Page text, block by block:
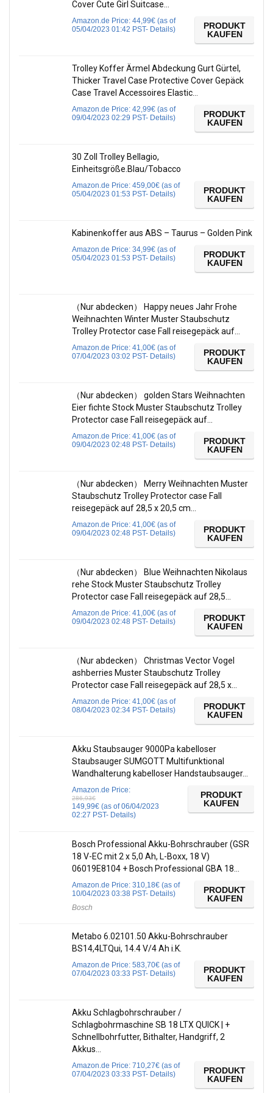
Cover Cute Girl Suitcase…
Amazon.de Price: 44,99€ (as of
05/04/2023 01:42 PST- Details)
PRODUKT
KAUFEN
Trolley Koffer Ärmel Abdeckung Gurt Gürtel,
Thicker Travel Case Protective Cover Gepäck
Case Travel Accessoires Elastic…
Amazon.de Price: 42,99€ (as of
09/04/2023 02:29 PST- Details)
PRODUKT
KAUFEN
30 Zoll Trolley Bellagio,
Einheitsgröße.Blau/Tobacco
Amazon.de Price: 459,00€ (as of
05/04/2023 01:53 PST- Details)
PRODUKT
KAUFEN
Kabinenkoffer aus ABS – Taurus – Golden Pink
Amazon.de Price: 34,99€ (as of
05/04/2023 01:53 PST- Details)
PRODUKT
KAUFEN
（Nur abdecken） Happy neues Jahr Frohe
Weihnachten Winter Muster Staubschutz
Trolley Protector case Fall reisegepäck auf…
Amazon.de Price: 41,00€ (as of
07/04/2023 03:02 PST- Details)
PRODUKT
KAUFEN
（Nur abdecken） golden Stars Weihnachten
Eier fichte Stock Muster Staubschutz Trolley
Protector case Fall reisegepäck auf…
Amazon.de Price: 41,00€ (as of
09/04/2023 02:48 PST- Details)
PRODUKT
KAUFEN
（Nur abdecken） Merry Weihnachten Muster
Staubschutz Trolley Protector case Fall
reisegepäck auf 28,5 x 20,5 cm…
Amazon.de Price: 41,00€ (as of
09/04/2023 02:48 PST- Details)
PRODUKT
KAUFEN
（Nur abdecken） Blue Weihnachten Nikolaus
rehe Stock Muster Staubschutz Trolley
Protector case Fall reisegepäck auf 28,5…
Amazon.de Price: 41,00€ (as of
09/04/2023 02:48 PST- Details)
PRODUKT
KAUFEN
（Nur abdecken） Christmas Vector Vogel
ashberries Muster Staubschutz Trolley
Protector case Fall reisegepäck auf 28,5 x…
Amazon.de Price: 41,00€ (as of
08/04/2023 02:34 PST- Details)
PRODUKT
KAUFEN
Akku Staubsauger 9000Pa kabelloser
Staubsauger SUMGOTT Multifunktional
Wandhalterung kabelloser Handstaubsauger…
Amazon.de Price:
286,93€
149,99€ (as of 06/04/2023
02:27 PST- Details)
PRODUKT
KAUFEN
Bosch Professional Akku-Bohrschrauber (GSR
18 V-EC mit 2 x 5,0 Ah, L-Boxx, 18 V)
06019E8104 + Bosch Professional GBA 18…
Amazon.de Price: 310,18€ (as of
10/04/2023 03:38 PST- Details)
Bosch
PRODUKT
KAUFEN
Metabo 6.02101.50 Akku-Bohrschrauber
BS14,4LTQui, 14.4 V/4 Ah i.K.
Amazon.de Price: 583,70€ (as of
07/04/2023 03:33 PST- Details)
PRODUKT
KAUFEN
Akku Schlagbohrschrauber /
Schlagbohrmaschine SB 18 LTX QUICK | +
Schnellbohrfutter, Bithalter, Handgriff, 2
Akkus…
Amazon.de Price: 710,27€ (as of
07/04/2023 03:33 PST- Details)
PRODUKT
KAUFEN